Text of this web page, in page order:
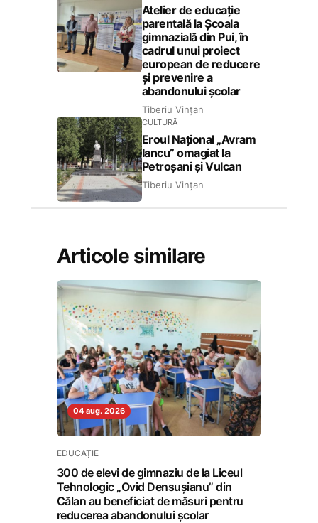
Atelier de educație
parentală la Școala
gimnazială din Pui, în
cadrul unui proiect
european de reducere
și prevenire a
abandonului școlar
Tiberiu Vințan
CULTURĂ
Eroul Național „Avram
Iancu” omagiat la
Petroșani și Vulcan
Tiberiu Vințan
Articole similare
04 aug. 2026
EDUCAȚIE
300 de elevi de gimnaziu de la Liceul
Tehnologic „Ovid Densușianu” din
Călan au beneficiat de măsuri pentru
reducerea abandonului școlar